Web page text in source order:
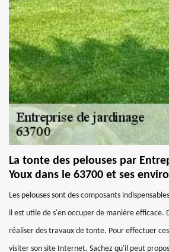
La tonte des pelouses par
Youx dans le 63700 et ses
Les pelouses sont des composants
il est utile de s'en occuper de manière efficace.
réaliser des travaux de tonte. Pour effectuer
visiter son site Internet. Sachez qu'il peut